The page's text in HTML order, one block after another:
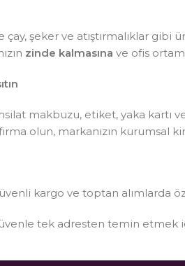
şeker ve atıştırmalıklar gibi
zinde kalmasına ve ofis
makbuzu, etiket, yaka
olun, markanızın
kargo ve toptan alımlarda
tek adresten temin etmek